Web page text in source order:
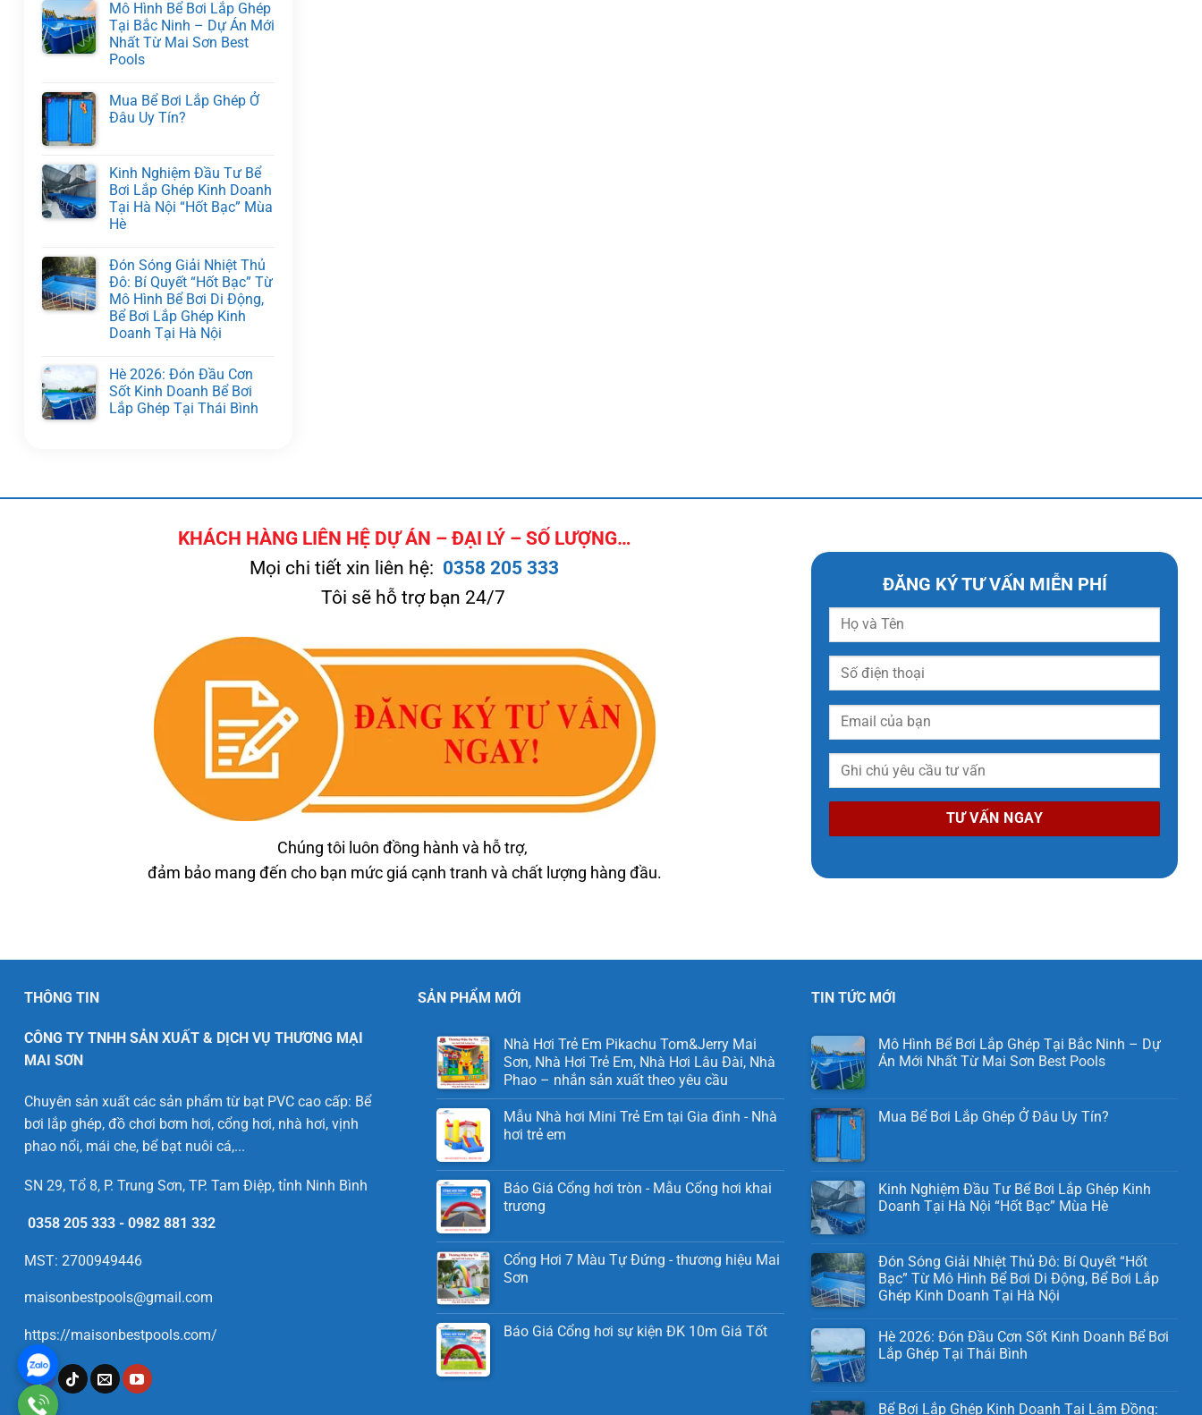
Mô Hình Bể Bơi Lắp Ghép
Tại Bắc Ninh – Dự Án Mới
Nhất Từ Mai Sơn Best
Pools
Mua Bể Bơi Lắp Ghép Ở
Đâu Uy Tín?
Kinh Nghiệm Đầu Tư Bể
Bơi Lắp Ghép Kinh Doanh
Tại Hà Nội “Hốt Bạc” Mùa
Hè
Đón Sóng Giải Nhiệt Thủ
Đô: Bí Quyết “Hốt Bạc” Từ
Mô Hình Bể Bơi Di Động,
Bể Bơi Lắp Ghép Kinh
Doanh Tại Hà Nội
Hè 2026: Đón Đầu Cơn
Sốt Kinh Doanh Bể Bơi
Lắp Ghép Tại Thái Bình
KHÁCH HÀNG LIÊN HỆ DỰ ÁN – ĐẠI LÝ – SỐ LƯỢNG…
Mọi chi tiết xin liên hệ: 0358 205 333
Tôi sẽ hỗ trợ bạn 24/7
Chúng tôi luôn đồng hành và hỗ trợ,
đảm bảo mang đến cho bạn mức giá cạnh tranh và chất lượng hàng đầu.
ĐĂNG KÝ TƯ VẤN MIỄN PHÍ
THÔNG TIN
CÔNG TY TNHH SẢN XUẤT & DỊCH VỤ THƯƠNG MẠI
MAI SƠN
Chuyên sản xuất các sản phẩm từ bạt PVC cao cấp: Bể
bơi lắp ghép, đồ chơi bơm hơi, cổng hơi, nhà hơi, vịnh
phao nổi, mái che, bể bạt nuôi cá,...
SN 29, Tổ 8, P. Trung Sơn, TP. Tam Điệp, tỉnh Ninh Bình
0358 205 333 - 0982 881 332
MST: 2700949446
maisonbestpools@gmail.com
https://maisonbestpools.com/
SẢN PHẨM MỚI
Nhà Hơi Trẻ Em Pikachu Tom&Jerry Mai
Sơn, Nhà Hơi Trẻ Em, Nhà Hơi Lâu Đài, Nhà
Phao – nhắn sản xuất theo yêu cầu
Mẫu Nhà hơi Mini Trẻ Em tại Gia đình - Nhà
hơi trẻ em
Báo Giá Cổng hơi tròn - Mẫu Cổng hơi khai
trương
Cổng Hơi 7 Màu Tự Đứng - thương hiệu Mai
Sơn
Báo Giá Cổng hơi sự kiện ĐK 10m Giá Tốt
TIN TỨC MỚI
Mô Hình Bể Bơi Lắp Ghép Tại Bắc Ninh – Dự
Án Mới Nhất Từ Mai Sơn Best Pools
Mua Bể Bơi Lắp Ghép Ở Đâu Uy Tín?
Kinh Nghiệm Đầu Tư Bể Bơi Lắp Ghép Kinh
Doanh Tại Hà Nội “Hốt Bạc” Mùa Hè
Đón Sóng Giải Nhiệt Thủ Đô: Bí Quyết “Hốt
Bạc” Từ Mô Hình Bể Bơi Di Động, Bể Bơi Lắp
Ghép Kinh Doanh Tại Hà Nội
Hè 2026: Đón Đầu Cơn Sốt Kinh Doanh Bể Bơi
Lắp Ghép Tại Thái Bình
Bể Bơi Lắp Ghép Kinh Doanh Tại Lâm Đồng: